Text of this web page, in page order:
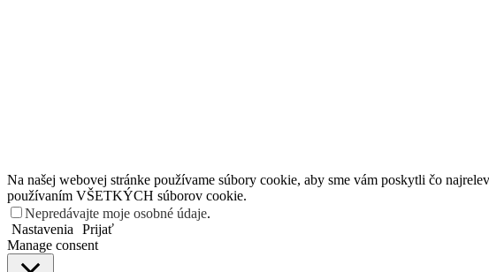
Na našej webovej stránke používame súbory cookie, aby sme vám poskytli čo
používaním VŠETKÝCH súborov cookie.
Nepredávajte moje osobné údaje.
Nastavenia
Prijať
Manage consent